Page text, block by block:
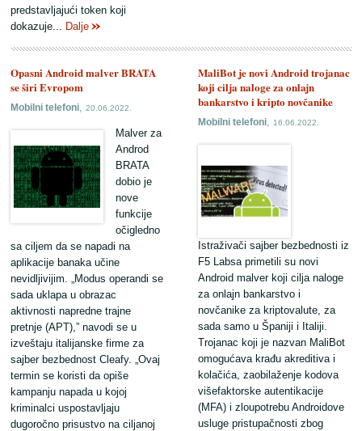
predstavljajući token koji
dokazuje... Dalje
MaliBot je novi Android trojanac
koji cilja naloge za onlajn
bankarstvo i kripto novčanike
Mobilni telefoni,16.06.2022.
Istraživači sajber bezbednosti iz
F5 Labsa primetili su novi
Android malver koji cilja naloge
za onlajn bankarstvo i
novčanike za kriptovalute, za
sada samo u Španiji i Italiji.
Trojanac koji je nazvan MaliBot
omogućava krađu akreditiva i
kolačića, zaobilaženje kodova
višefaktorske autentikacije
(MFA) i zloupotrebu Androidove
usluge pristupačnosti zbog
Opasni Android malver BRATA
se širi Evropom
Mobilni telefoni,20.06.2022.
Malver za
Androd
BRATA
dobio je
nove
funkcije
očigledno
sa ciljem da se napadi na
aplikacije banaka učine
nevidljivijim. „Modus operandi se
sada uklapa u obrazac
aktivnosti napredne trajne
pretnje (APT),” navodi se u
izveštaju italijanske firme za
sajber bezbednost Cleafy. „Ovaj
termin se koristi da opiše
kampanju napada u kojoj
kriminalci uspostavljaju
dugoročno prisustvo na ciljanoj